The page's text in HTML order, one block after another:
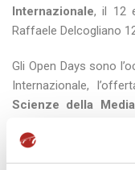
Internazionale, il 12
Raffaele Delcogliano
Gli Open Days sono
Internazionale,
Scienze della
frequenza e tutte le